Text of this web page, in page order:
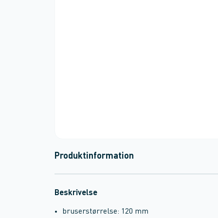
Produktinformation
Beskrivelse
bruserstørrelse: 120 mm